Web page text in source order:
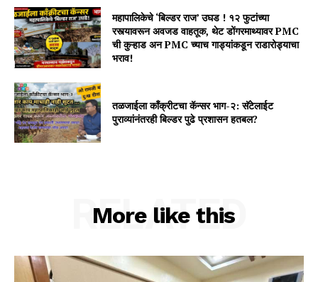
महापालिकेचे ‘बिल्डर राज’ उघड ! १२ फुटांच्या
रस्त्यावरून अवजड वाहतूक, थेट डोंगरमाथ्यावर PMC
ची कुऱ्हाड अन PMC च्याच गाड्यांकडून राडारोड्याचा
भराव!
तळजाईला कॉंक्रीटचा कॅन्सर भाग-२: सॅटेलाईट
पुराव्यांनंतरही बिल्डर पुढे प्रशासन हतबल?
More like this
RELATED